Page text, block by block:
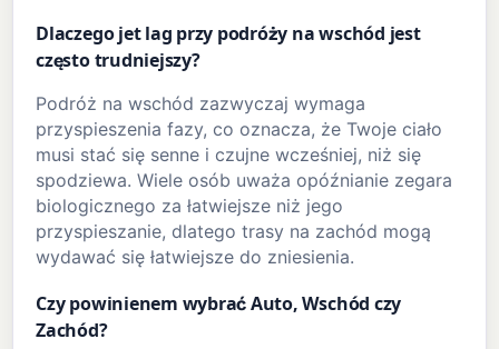
Dlaczego jet lag przy podróży na wschód jest
często trudniejszy?
Podróż na wschód zazwyczaj wymaga
przyspieszenia fazy, co oznacza, że Twoje ciało
musi stać się senne i czujne wcześniej, niż się
spodziewa. Wiele osób uważa opóźnianie zegara
biologicznego za łatwiejsze niż jego
przyspieszanie, dlatego trasy na zachód mogą
wydawać się łatwiejsze do zniesienia.
Czy powinienem wybrać Auto, Wschód czy
Zachód?